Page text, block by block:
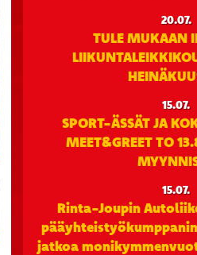
20.07.
TULE MUKAAN
15.07.
SPORT-ÄSSÄT JA
MEET&GREET TO
15.07.
Rinta-Joupin
jatkoa